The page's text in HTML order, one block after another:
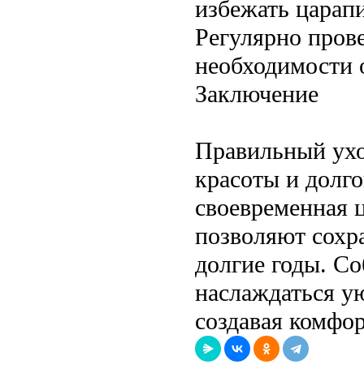
избежать
Регулярно
необходимости
Заключение
Правильный
красоты и
своевременная
позволяют
долгие годы.
наслаждаться
создавая